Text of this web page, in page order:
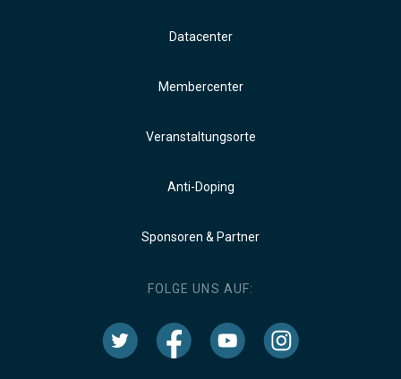
Datacenter
Membercenter
Veranstaltungsorte
Anti-Doping
Sponsoren & Partner
FOLGE UNS AUF: